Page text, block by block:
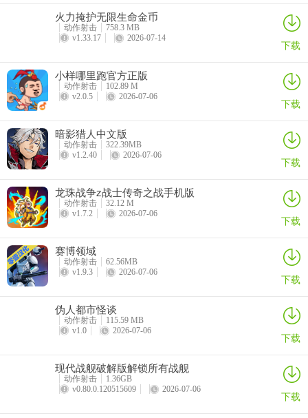
2、团队竞技
正面硬刚，火力拉满！团队竞技双阵营暴力大乱斗见面就掐，人头即
正义！不玩虚的，只求最快刷爆淘汰分。是带飞全场当“收割机”，还
是被对面物理超度？子弹管够，先打满分的才是真枪王
3、平台争霸
据点会长腿，金币满场飞！平台争霸，上演300秒极致拉扯移动金库
还是被遛成全场显眼包？别想老六蹲，跟上节奏，在这儿，抢到据点
的才是真爹！
游戏亮点
2、轻量惩罚：复活快，挫败感低。
火力掩护无限生命金币
动作射击
758.3 MB
v1.33.17
2026-07-14 下载
小样哪里跑官方正版
动作射击
102.89 M
v2.0.5
2026-07-06 下载
暗影猎人中文版
动作射击
322.39MB
v1.2.40
2026-07-06 下载
龙珠战争z战士传奇之战手机版
动作射击
32.12 M
v1.7.2
2026-07-06 下载
赛博领域
动作射击
62.56MB
v1.9.3
2026-07-06 下载
伪人都市怪谈
动作射击
115.59 MB
v1.0
2026-07-06 下载
现代战舰破解版解锁所有战舰
动作射击
1.36GB
v0.80.0.120515609
2026-07-06 下载